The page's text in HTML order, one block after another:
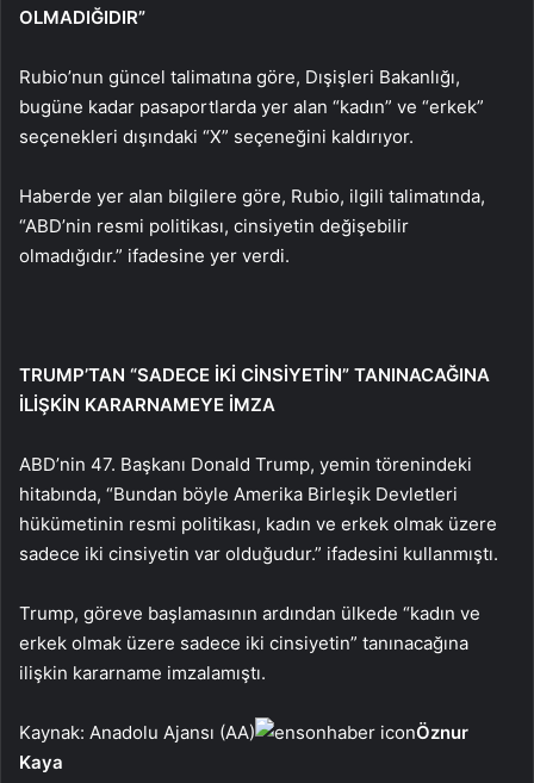
OLMADIĞIDIR”
Rubio’nun güncel talimatına göre, Dışişleri Bakanlığı,
bugüne kadar pasaportlarda yer alan “kadın” ve “erkek”
seçenekleri dışındaki “X” seçeneğini kaldırıyor.
Haberde yer alan bilgilere göre, Rubio, ilgili talimatında,
“ABD’nin resmi politikası, cinsiyetin değişebilir
olmadığıdır.” ifadesine yer verdi.
TRUMP’TAN “SADECE İKİ CİNSİYETİN” TANINACAĞINA
İLİŞKİN KARARNAMEYE İMZA
ABD’nin 47. Başkanı Donald Trump, yemin törenindeki
hitabında, “Bundan böyle Amerika Birleşik Devletleri
hükümetinin resmi politikası, kadın ve erkek olmak üzere
sadece iki cinsiyetin var olduğudur.” ifadesini kullanmıştı.
Trump, göreve başlamasının ardından ülkede “kadın ve
erkek olmak üzere sadece iki cinsiyetin” tanınacağına
ilişkin kararname imzalamıştı.
Kaynak: Anadolu Ajansı (AA)
Öznur
Kaya